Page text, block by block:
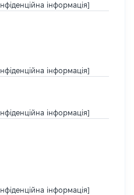
інформація]
інформація]
інформація]
інформація]